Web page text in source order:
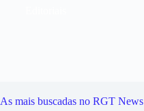
As mais buscadas no RGT News